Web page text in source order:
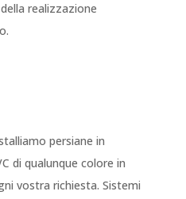
realizzazione
persiane in
di qualunque colore in
vostra richiesta. Sistemi